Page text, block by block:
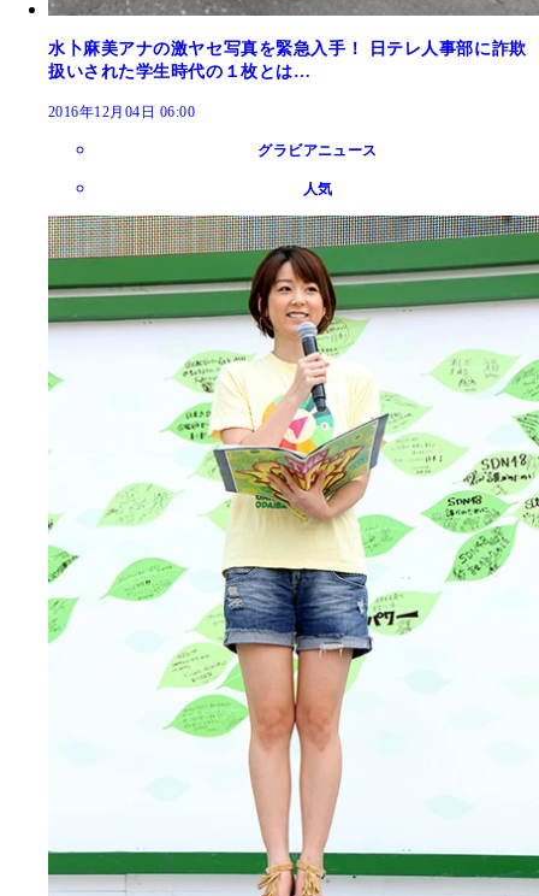
水卜麻美アナの激ヤセ写真を緊急入手！ 日テレ人事部に詐欺
扱いされた学生時代の１枚とは…
2016年12月04日 06:00
グラビアニュース
人気